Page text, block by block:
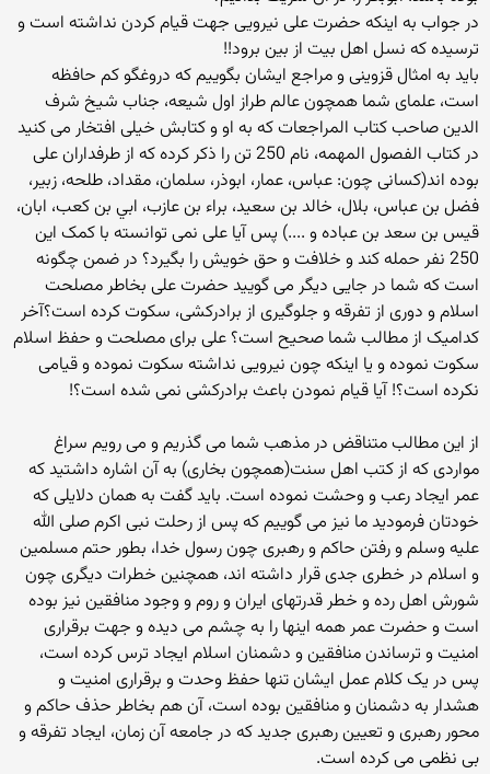
در جواب به اینکه حضرت علی نیرویی جهت قیام کردن نداشته است و
ترسیده که نسل اهل بیت از بین برود!!
باید به امثال قزوینی و مراجع ایشان بگوییم که دروغگو کم حافظه
است، علمای شما همچون عالم طراز اول شیعه، جناب شیخ شرف
الدین صاحب کتاب المراجعات که به او و کتابش خیلی افتخار می کنید
در کتاب الفصول المهمه، نام 250 تن را ذکر کرده که از طرفداران علی
بوده اند(کسانی چون: عباس، عمار، ابوذر، سلمان، ‌مقداد، طلحه، زبير،
‌فضل بن عباس، بلال، خالد بن سعيد، براء بن عازب، ابي بن كعب، ابان،
قيس بن سعد بن عباده و ....) پس آیا علی نمی توانسته با کمک این
250 نفر حمله کند و خلافت و حق خویش را بگیرد؟ در ضمن چگونه
است که شما در جایی دیگر می گویید حضرت علی بخاطر مصلحت
اسلام و دوری از تفرقه و جلوگیری از برادرکشی، سکوت کرده است؟آخر
کدامیک از مطالب شما صحیح است؟ علی برای مصلحت و حفظ اسلام
سکوت نموده و یا اینکه چون نیرویی نداشته سکوت نموده و قیامی
نکرده است؟! آیا قیام نمودن باعث برادرکشی نمی شده است؟!
از این مطالب متناقض در مذهب شما می گذریم و می رویم سراغ
مواردی که از کتب اهل سنت(همچون بخاری) به آن اشاره داشتید که
عمر ایجاد رعب و وحشت نموده است. باید گفت به همان دلایلی که
خودتان فرمودید ما نیز می گوییم که پس از رحلت نبی اکرم صلی الله
علیه وسلم و رفتن حاکم و رهبری چون رسول خدا، بطور حتم مسلمین
و اسلام در خطری جدی قرار داشته اند، همچنین خطرات دیگری چون
شورش اهل رده و خطر قدرتهای ایران و روم و وجود منافقین نیز بوده
است و حضرت عمر همه اینها را به چشم می دیده و جهت برقراری
امنیت و ترساندن منافقین و دشمنان اسلام ایجاد ترس کرده است،
پس در یک کلام عمل ایشان تنها حفظ وحدت و برقراری امنیت و
هشدار به دشمنان و منافقین بوده است، آن هم بخاطر حذف حاکم و
محور رهبری و تعیین رهبری جدید که در جامعه آن زمان، ایجاد تفرقه و
بی نظمی می کرده است.